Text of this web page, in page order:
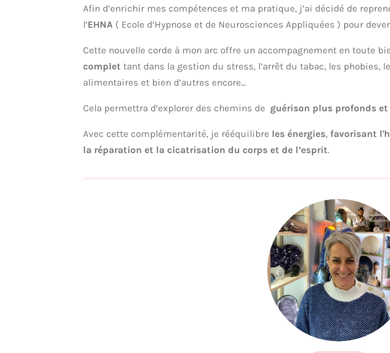
Afin d’enrichir mes compétences et ma pratique, j’ai décidé de
l’EHNA ( Ecole d’Hypnose et de Neurosciences Appliquées ) pour
Cette nouvelle corde à mon arc offre un accompagnement en toute
complet tant dans la gestion du stress, l’arrêt du tabac, les phobies,
alimentaires et bien d’autres encore...
Cela permettra d’explorer des chemins de guérison plus profonds
Avec cette complémentarité, je rééquilibre les énergies, favorisant
la réparation et la cicatrisation du corps et de l’esprit.